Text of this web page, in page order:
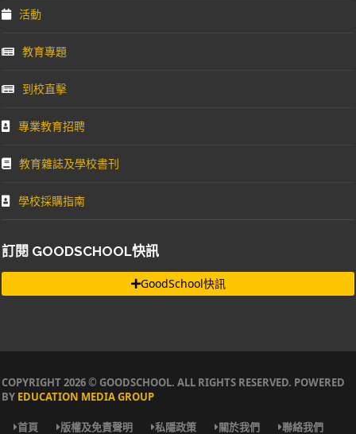
活動
教育專題
到校直擊
專業教育招聘
教育雜誌及學校書刊
學校採購指南
訂閱 GOODSCHOOL快訊
GoodSchool快訊
COPYRIGHT 2026 © GOODSCHOOL. ALL RIGHTS RESERVED. POWERED
BY EDUCATION MEDIA GROUP
首頁 版權及免責聲明 私隱政策 關於我們 聯絡我們